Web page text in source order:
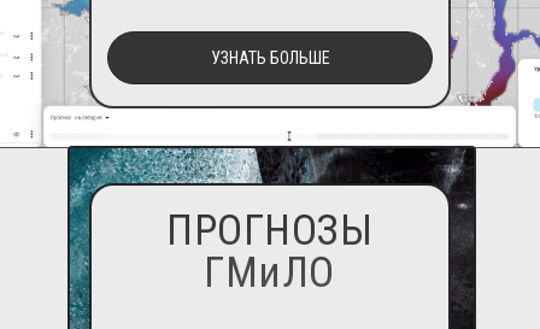
УЗНАТЬ БОЛЬШЕ
ПРОГНОЗЫ
ГМиЛО